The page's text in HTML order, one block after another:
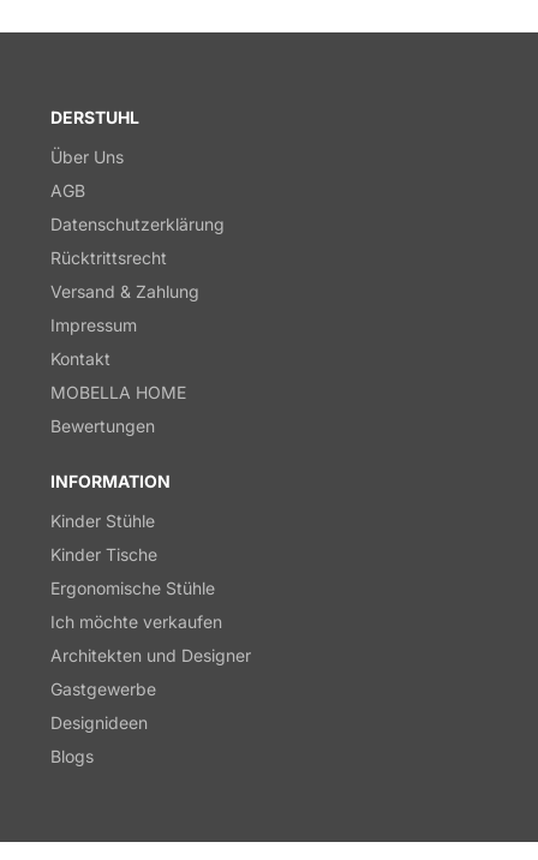
DERSTUHL
Über Uns
AGB
Datenschutzerklärung
Rücktrittsrecht
Versand & Zahlung
Impressum
Kontakt
MOBELLA HOME
Bewertungen
INFORMATION
Kinder Stühle
Kinder Tische
Ergonomische Stühle
Ich möchte verkaufen
Architekten und Designer
Gastgewerbe
Designideen
Blogs
© 2026,derStuhl.atPowered by Shopify